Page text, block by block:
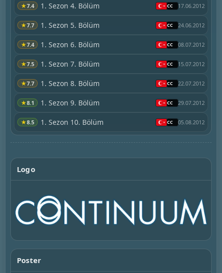
★7.4 1. Sezon 4. Bölüm 17.06.2012
★7.7 1. Sezon 5. Bölüm 24.06.2012
★7.4 1. Sezon 6. Bölüm 08.07.2012
★7.5 1. Sezon 7. Bölüm 15.07.2012
★7.7 1. Sezon 8. Bölüm 22.07.2012
★8.1 1. Sezon 9. Bölüm 29.07.2012
★8.5 1. Sezon 10. Bölüm 05.08.2012
Logo
Poster